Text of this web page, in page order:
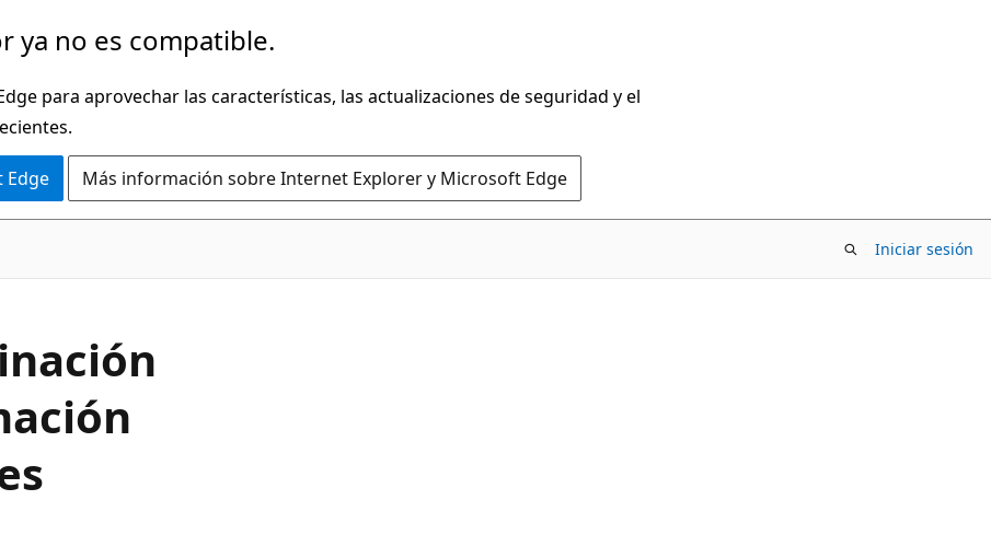
ya no es compatible.
para aprovechar las características, las actualizaciones de seguridad y el
Edge Más información sobre Internet Explorer y Microsoft Edge
Iniciar sesión